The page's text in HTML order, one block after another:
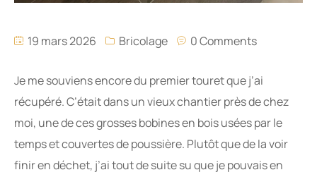
19 mars 2026 Bricolage 0 Comments
Je me souviens encore du premier touret que j’ai
récupéré. C’était dans un vieux chantier près de chez
moi, une de ces grosses bobines en bois usées par le
temps et couvertes de poussière. Plutôt que de la voir
finir en déchet, j’ai tout de suite su que je pouvais en